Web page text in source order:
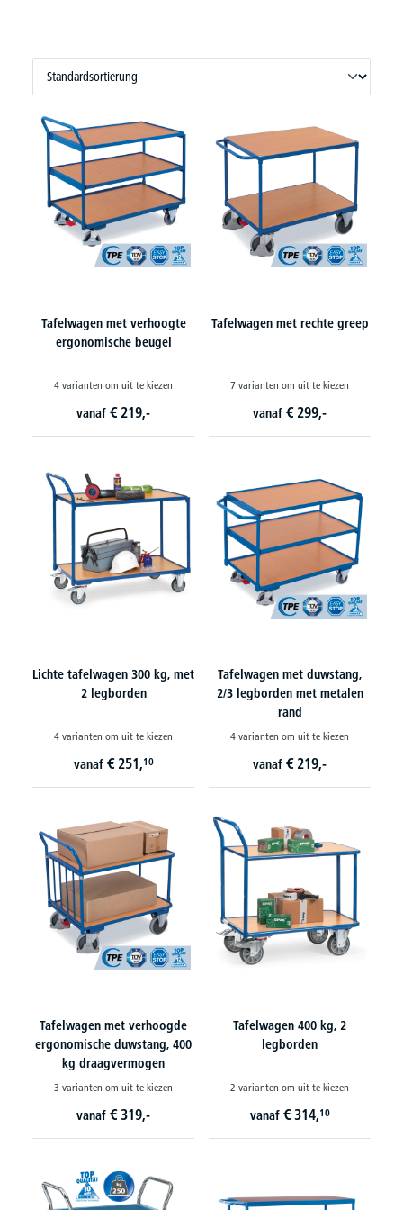
Tafelwagen met verhoogte
ergonomische beugel
4 varianten om uit te kiezen
vanaf € 219,-
Tafelwagen met rechte greep
7 varianten om uit te kiezen
vanaf € 299,-
Lichte tafelwagen 300 kg, met
2 legborden
4 varianten om uit te kiezen
vanaf € 251,10
Tafelwagen met duwstang,
2/3 legborden met metalen
rand
4 varianten om uit te kiezen
vanaf € 219,-
Tafelwagen met verhoogde
ergonomische duwstang, 400
kg draagvermogen
3 varianten om uit te kiezen
vanaf € 319,-
Tafelwagen 400 kg, 2
legborden
2 varianten om uit te kiezen
vanaf € 314,10